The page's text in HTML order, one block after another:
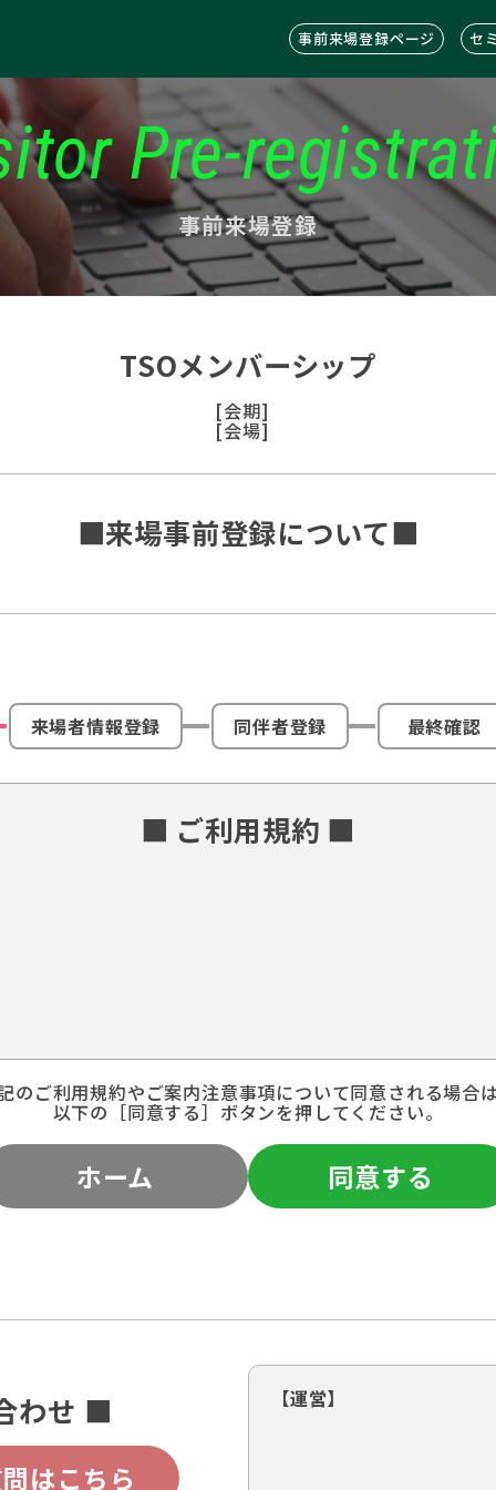
事前来場登録ページ セ
Pre-
事前来場登録
TSOメンバーシップ
[会期]
[会場]
■来場事前登録について■
来場者情報登録 同伴者登録 最終確認
■ ご利用規約 ■
のご利用規約やご案内注意事項について同意される場合
以下の［同意する］ボタンを押してください。
ホーム 同意する
わせ ■
はこちら
【運営】